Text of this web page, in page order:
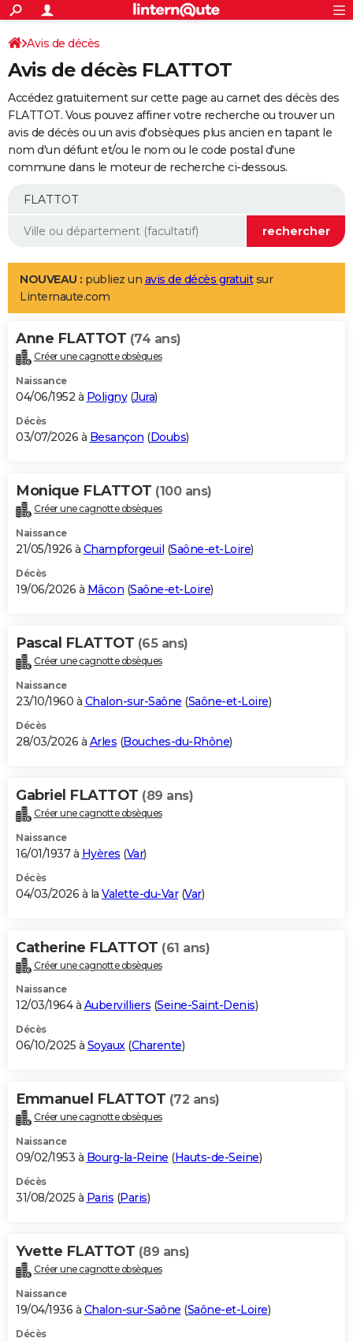
ACTUALITÉS
Politique
Société
Faits Divers
Education
Monde
Villes
+
SPORT
Coupe du monde 2026
Football
Tennis
Cyclisme
Rugby
Forum
Programme TV
TNT
Streaming
Cinéma
Sorties cinéma
Musique
+
FINANCE
Retraite
Epargne
Immobilier
Risques naturels par ville
Banque
Assurance
AUTO
Essais
Réserver un essai
Citadines
Berlines
SUV
Forum auto
+
Mobiles
Meilleur smartphone
Internet
Ordinateurs
Jeux vidéo
Guide high-tech
Aménagement intérieur
LIFESTYLE
Art de vivre
Bien-être
Loisirs
Mode
Modes de vie
Alimentation
Guide de la santé
Maladies
Médicaments
Sommeil
VOYAGE
Destinations
City break
Voyage nature
Voyage de noces
Forum
Climat
+PHOTO
GUIDES D'ACHAT
BONS PLANS
Carte de Noël
Carte Bonne année
Carte Saint-Valentin
Carte Pâques
Carte d'anniversaire
DICTIONNAIRE
Dictionnaire
Biographies
Citations
Expressions
Proverbes
PROGRAMME TV
S'inscrire
Se connecter
Lycées
Collèges
Primaires
Universités
Entreprises
Service militaire
Avis de recherche
AVIS DE DÉCÈS
Bricolage
Lifestyle
Culture
Sport
Auto
Television
Voyage
Cinema
Avis de décès
Avis de décès FLATTOT
Accédez gratuitement sur cette page au carnet des décès des
FLATTOT. Vous pouvez affiner votre recherche ou trouver un
avis de décès ou un avis d'obsèques plus ancien en tapant le
nom d'un défunt et/ou le nom ou le code postal d'une
commune dans le moteur de recherche ci-dessous.
NOUVEAU : publiez un avis de décès gratuitsur
Linternaute.com
Anne FLATTOT (74 ans)
Créer une cagnotte obsèques
Naissance
04/06/1952 à Poligny(Jura)
Décès
03/07/2026 à Besançon (Doubs)
Monique FLATTOT (100 ans)
Créer une cagnotte obsèques
Naissance
21/05/1926 à Champforgeuil (Saône-et-Loire)
Décès
19/06/2026 à Mâcon (Saône-et-Loire)
Pascal FLATTOT (65 ans)
Créer une cagnotte obsèques
Naissance
23/10/1960 à Chalon-sur-Saône (Saône-et-Loire)
Décès
28/03/2026 à Arles (Bouches-du-Rhône)
Gabriel FLATTOT (89 ans)
Créer une cagnotte obsèques
Naissance
16/01/1937 à Hyères (Var)
Décès
04/03/2026 à la Valette-du-Var(Var)
Catherine FLATTOT (61 ans)
Créer une cagnotte obsèques
Naissance
12/03/1964 à Aubervilliers (Seine-Saint-Denis)
Décès
06/10/2025 à Soyaux(Charente)
Emmanuel FLATTOT (72 ans)
Créer une cagnotte obsèques
Naissance
09/02/1953 à Bourg-la-Reine (Hauts-de-Seine)
Décès
31/08/2025 à Paris (Paris)
Yvette FLATTOT (89 ans)
Créer une cagnotte obsèques
Naissance
19/04/1936 à Chalon-sur-Saône (Saône-et-Loire)
Décès